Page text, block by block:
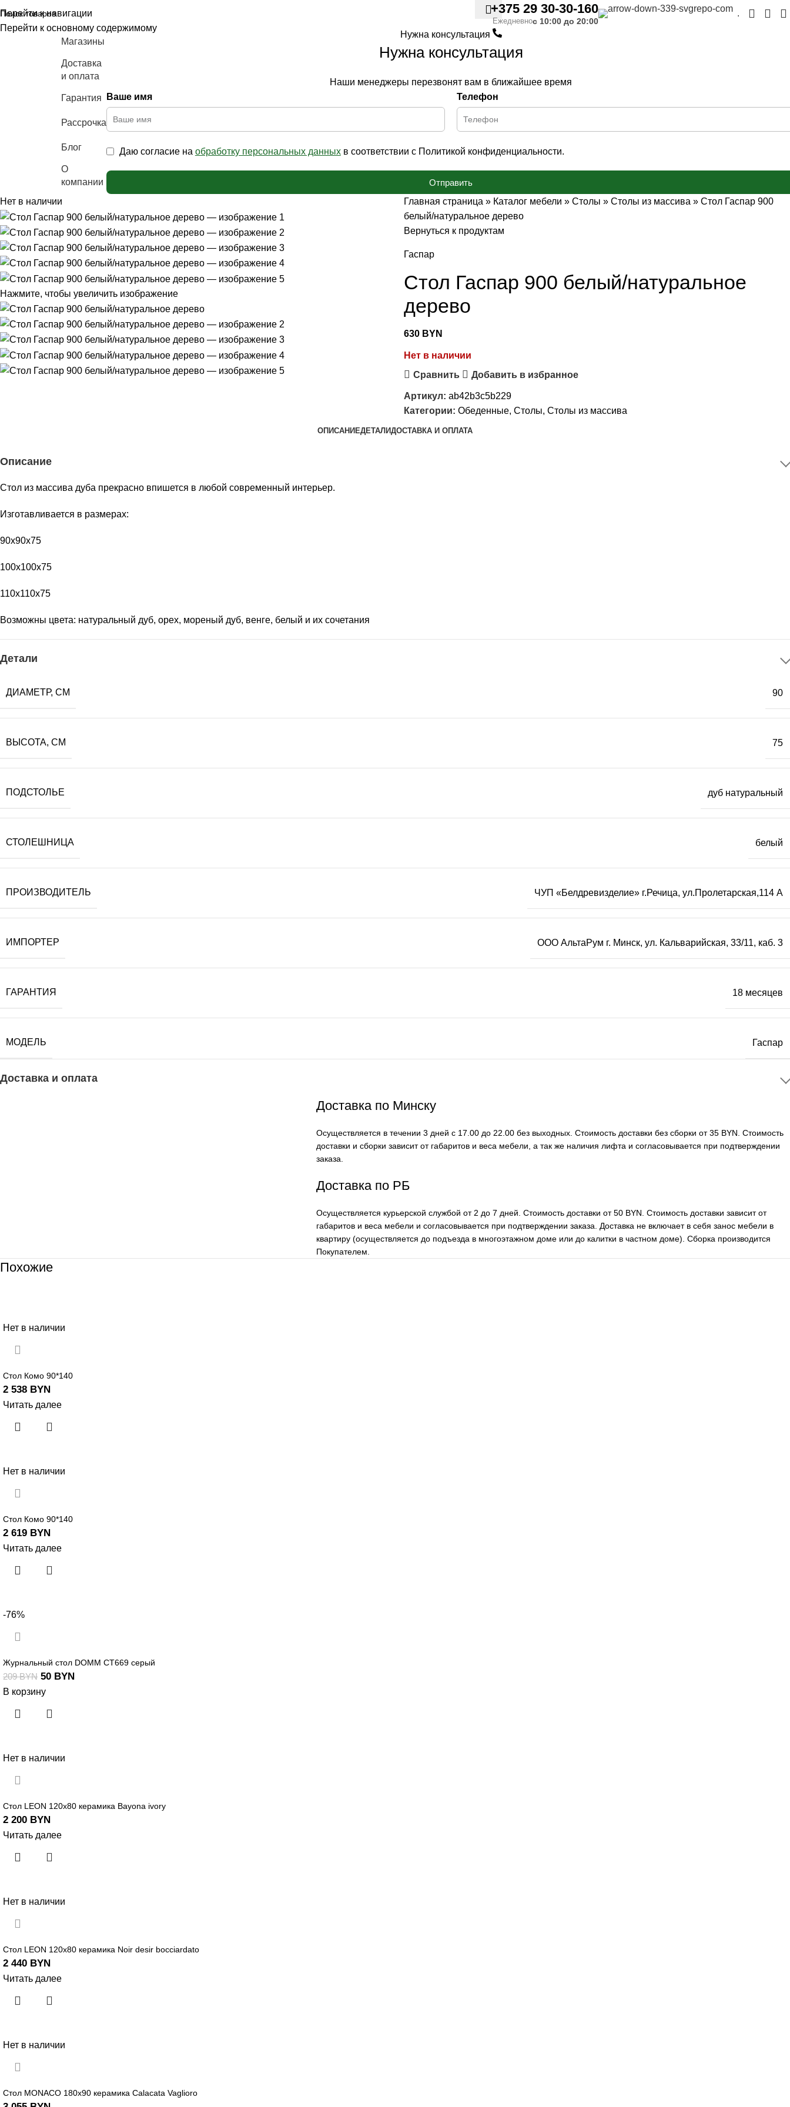
Перейти к навигации
Перейти к основному содержимому
+375 29 30-30-160
Ежедневнос 10:00 до 20:00
.
Магазины
Доставка
и оплата
Гарантия
Рассрочка
Блог
О
компании
Нужна консультация
Нужна консультация
Наши менеджеры перезвонят вам в ближайшее время
Ваше имя
Телефон
Даю согласие на обработку персональных данныхв соответствии с Политикой конфиденциальности.
Отправить
Нет в наличии
Нажмите, чтобы увеличить изображение
Главная страница » Каталог мебели » Столы » Столы из массива » Стол Гаспар 900
белый/натуральное дерево
Вернуться к продуктам
Гаспар
Стол Гаспар 900 белый/натуральное
дерево
630 BYN
Нет в наличии
Сравнить
Добавить в избранное
Артикул: ab42b3c5b229
Категории: Обеденные, Столы, Столы из массива
ОПИСАНИЕДЕТАЛИДОСТАВКА И ОПЛАТА
Описание
Стол из массива дуба прекрасно впишется в любой современный интерьер.
Изготавливается в размерах:
90x90x75
100х100х75
110х110х75
Возможны цвета: натуральный дуб, орех, мореный дуб, венге, белый и их сочетания
Детали
ДИАМЕТР, СМ 90
ВЫСОТА, СМ 75
ПОДСТОЛЬЕ дуб натуральный
СТОЛЕШНИЦА белый
ПРОИЗВОДИТЕЛЬ ЧУП «Белдревизделие» г.Речица, ул.Пролетарская,114 А
ИМПОРТЕР ООО АльтаРум г. Минск, ул. Кальварийская, 33/11, каб. 3
ГАРАНТИЯ 18 месяцев
МОДЕЛЬ Гаспар
Доставка и оплата
Доставка по Минску
Осуществляется в течении 3 дней с 17.00 до 22.00 без выходных. Стоимость доставки без сборки от 35 BYN. Стоимость
доставки и сборки зависит от габаритов и веса мебели, а так же наличия лифта и согласовывается при подтверждении
заказа.
Доставка по РБ
Осуществляется курьерской службой от 2 до 7 дней. Стоимость доставки от 50 BYN. Стоимость доставки зависит от
габаритов и веса мебели и согласовывается при подтверждении заказа. Доставка не включает в себя занос мебели в
квартиру (осуществляется до подъезда в многоэтажном доме или до калитки в частном доме). Сборка производится
Покупателем.
Похожие
Нет в наличии
Стол Комо 90*140
2 538 BYN
Читать далее
Нет в наличии
Стол Комо 90*140
2 619 BYN
Читать далее
-76%
Журнальный стол DOMM CT669 серый
209BYN 50 BYN
В корзину
Нет в наличии
Стол LEON 120х80 керамика Bayona ivory
2 200 BYN
Читать далее
Нет в наличии
Стол LEON 120х80 керамика Noir desir bocciardato
2 440 BYN
Читать далее
Нет в наличии
Стол MONACO 180х90 керамика Calacata Vaglioro